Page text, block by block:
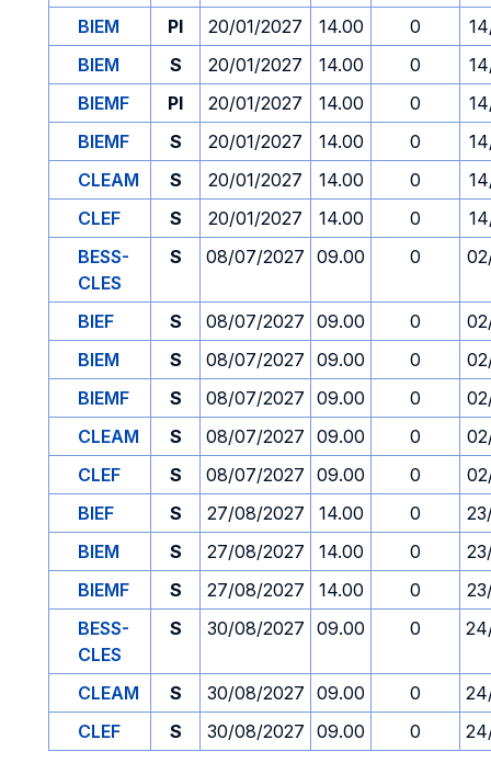
BIEM
PI 20/01/2027 14.00 0
BIEM
S 20/01/2027 14.00 0
BIEMF
PI 20/01/2027 14.00 0
BIEMF
S 20/01/2027 14.00 0
CLEAM
S 20/01/2027 14.00 0
CLEF
S 20/01/2027 14.00 0
BESS-
CLES
S 08/07/2027 09.00 0
BIEF S 08/07/2027 09.00 0
BIEM
S 08/07/2027 09.00 0
BIEMF
S 08/07/2027 09.00 0
CLEAM
S 08/07/2027 09.00 0
CLEF
S 08/07/2027 09.00 0
BIEF
S 27/08/2027 14.00 0
BIEM
S 27/08/2027 14.00 0
BIEMF
S 27/08/2027 14.00 0
BESS-
CLES
S 30/08/2027 09.00 0
CLEAM S 30/08/2027 09.00 0
CLEF
S 30/08/2027 09.00 0